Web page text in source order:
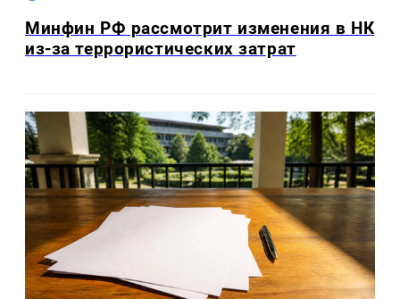
Минфин РФ рассмотрит изменения в НК
из-за террористических затрат